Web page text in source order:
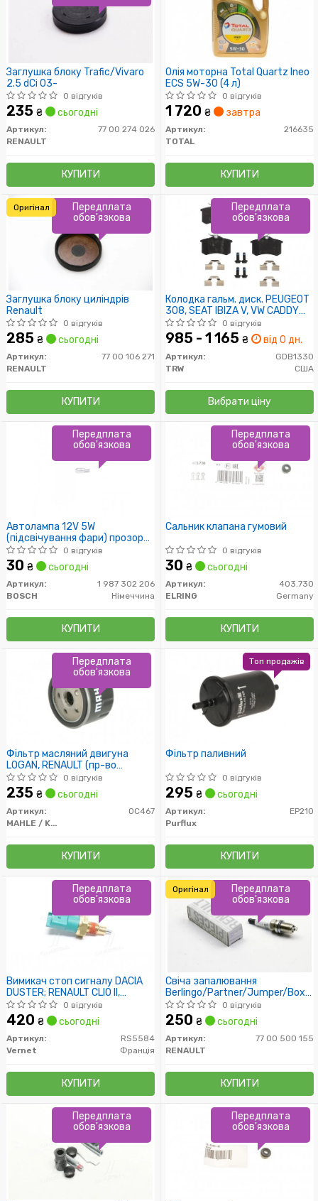
Заглушка блоку Trafic/Vivaro
2.5 dCi 03-
0 відгуків
235 ₴ сьогодні
Артикул:
77 00 274 026
RENAULT
КУПИТИ
Олія моторна Total Quartz Ineo
ECS 5W-30 (4 л)
0 відгуків
1 720 ₴ завтра
Артикул:
216635
TOTAL
КУПИТИ
Заглушка блоку циліндрів
Renault
0 відгуків
285 ₴ сьогодні
Артикул:
77 00 106 271
RENAULT
КУПИТИ
Передплата
обов'язкова
Оригінал
Колодка гальм. диск. PEUGEOT
308, SEAT IBIZA V, VW CADDY
задн. (пр-во TRW)
0 відгуків
985 - 1 165 ₴ від 0 дн.
Артикул:
GDB1330
TRW
США
Вибрати ціну
Передплата
обов'язкова
Автолампа 12V 5W
(підсвічування фари) прозора
Universal
0 відгуків
30 ₴ сьогодні
Артикул:
1 987 302 206
BOSCH
Німеччина
КУПИТИ
Передплата
обов'язкова
Сальник клапана гумовий
0 відгуків
30 ₴ сьогодні
Артикул:
403.730
ELRING
Germany
КУПИТИ
Передплата
обов'язкова
Фільтр масляний двигуна
LOGAN, RENAULT (пр-во
Knecht-Mahle)0 відгуків
235 ₴ сьогодні
Артикул:
OC467
MAHLE / KNECHT
КУПИТИ
Передплата
обов'язкова
Фільтр паливний
0 відгуків
295 ₴ сьогодні
Артикул:
EP210
Purflux
КУПИТИ
Топ продажів
Вимикач стоп сигналу DACIA
DUSTER; RENAULT CLIO II,
LAGUNA II 1.0-3.0 09.98-
0 відгуків
420 ₴ сьогодні
Артикул:
RS5584
Vernet
Франція
КУПИТИ
Передплата
обов'язкова
Свіча запалювання
Berlingo/Partner/Jumper/
Kangoo 1.4/1.60 відгуків
250 ₴ сьогодні
Артикул:
77 00 500 155
RENAULT
КУПИТИ
Передплата
обов'язкова
Оригінал
Передплата
обов'язкова
Передплата
обов'язкова